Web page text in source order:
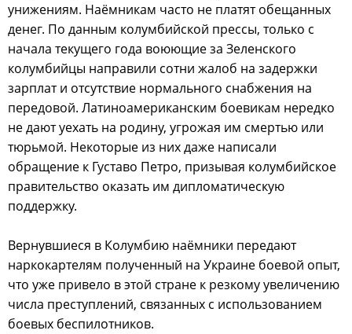
унижениям. Наёмникам часто не платят обещанных
денег. По данным колумбийской прессы, только с
начала текущего года воюющие за Зеленского
колумбийцы направили сотни жалоб на задержки
зарплат и отсутствие нормального снабжения на
передовой. Латиноамериканским боевикам нередко
не дают уехать на родину, угрожая им смертью или
тюрьмой. Некоторые из них даже написали
обращение к Густаво Петро, призывая колумбийское
правительство оказать им дипломатическую
поддержку.
Вернувшиеся в Колумбию наёмники передают
наркокартелям полученный на Украине боевой опыт,
что уже привело в этой стране к резкому увеличению
числа преступлений, связанных с использованием
боевых беспилотников.